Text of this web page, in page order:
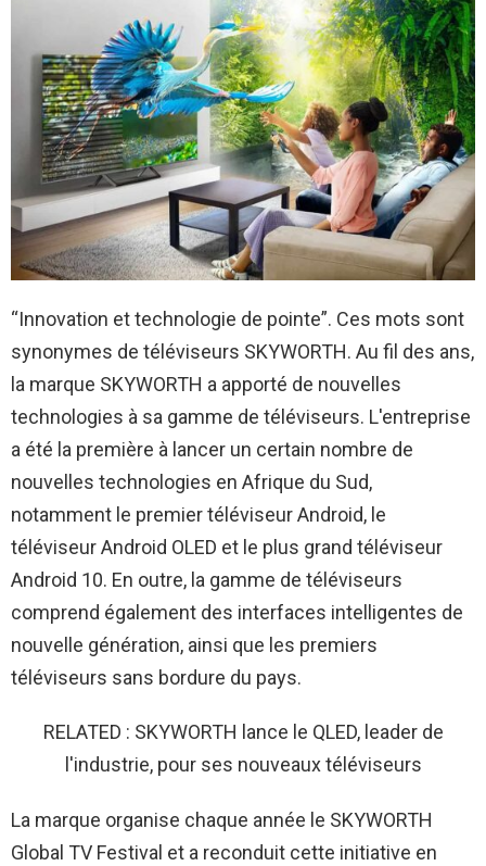
“Innovation et technologie de pointe”. Ces mots sont
synonymes de téléviseurs SKYWORTH. Au fil des ans,
la marque SKYWORTH a apporté de nouvelles
technologies à sa gamme de téléviseurs. L'entreprise
a été la première à lancer un certain nombre de
nouvelles technologies en Afrique du Sud,
notamment le premier téléviseur Android, le
téléviseur Android OLED et le plus grand téléviseur
Android 10. En outre, la gamme de téléviseurs
comprend également des interfaces intelligentes de
nouvelle génération, ainsi que les premiers
téléviseurs sans bordure du pays.
RELATED : SKYWORTH lance le QLED, leader de
l'industrie, pour ses nouveaux téléviseurs
La marque organise chaque année le SKYWORTH
Global TV Festival et a reconduit cette initiative en